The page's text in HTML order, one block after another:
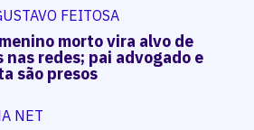
FEITOSA
morto vira alvo de
nas redes; pai advogado e
são presos
NET